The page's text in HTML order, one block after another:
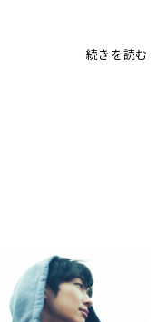
続きを読む